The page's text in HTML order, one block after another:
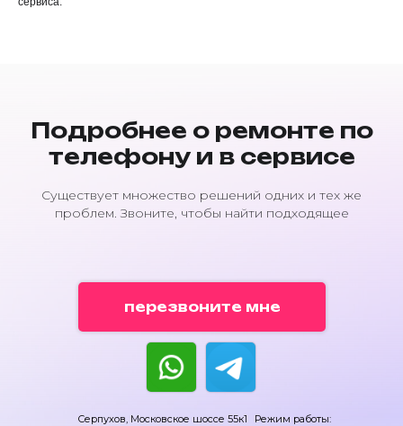
Подробнее о ремонте по
телефону и в сервисе
Существует множество решений одних и тех же
проблем. Звоните, чтобы найти подходящее
перезвоните мне
Серпухов, Московское шоссе 55к1
Режим работы: